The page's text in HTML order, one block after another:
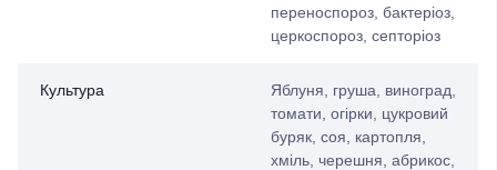
переноспороз, бактеріоз,
церкоспороз, септоріоз
Культура
Яблуня, груша, виноград,
томати, огірки, цукровий
буряк, соя, картопля,
хміль, черешня, абрикос,